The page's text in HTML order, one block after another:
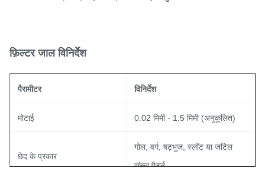
फ़िल्टर जाल विनिर्देश
पैरामीटर विनिर्देश
मोटाई 0.02 मिमी - 1.5 मिमी (अनुकूलित)
छेद के प्रकार
गोल, वर्ग, षट्भुज, स्लॉट या जटिल
संकर पैटर्न